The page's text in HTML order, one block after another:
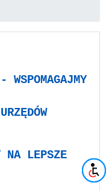
NA LEPSZE